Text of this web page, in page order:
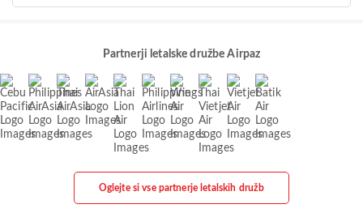
Partnerji letalske družbe Airpaz
Oglejte si vse partnerje letalskih družb